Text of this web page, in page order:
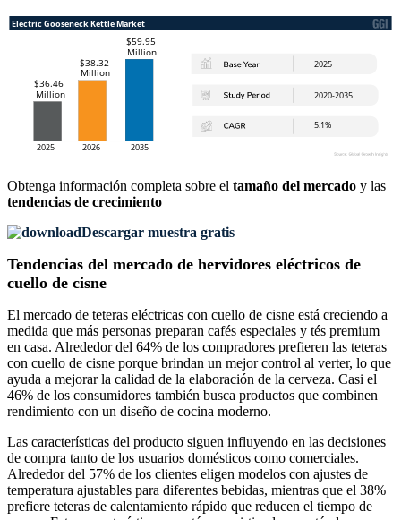
Obtenga información completa sobre el tamaño del mercado y las
tendencias de crecimiento
Descargar muestra gratis
Tendencias del mercado de hervidores eléctricos de
cuello de cisne
El mercado de teteras eléctricas con cuello de cisne está creciendo a
medida que más personas preparan cafés especiales y tés premium
en casa. Alrededor del 64% de los compradores prefieren las teteras
con cuello de cisne porque brindan un mejor control al verter, lo que
ayuda a mejorar la calidad de la elaboración de la cerveza. Casi el
46% de los consumidores también busca productos que combinen
rendimiento con un diseño de cocina moderno.
Las características del producto siguen influyendo en las decisiones
de compra tanto de los usuarios domésticos como comerciales.
Alrededor del 57% de los clientes eligen modelos con ajustes de
temperatura ajustables para diferentes bebidas, mientras que el 38%
prefiere teteras de calentamiento rápido que reducen el tiempo de